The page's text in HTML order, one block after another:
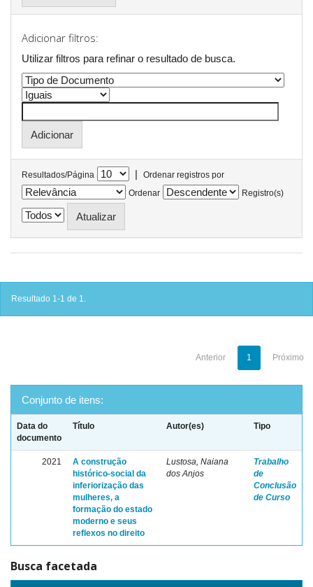
Adicionar filtros:
Utilizar filtros para refinar o resultado de busca.
Resultados/Página |
Ordenar registros por
Ordenar
Registro(s)
Resultado 1-1 de 1.
Anterior 1 Próximo
Conjunto de itens:
Data do
documento
Título Autor(es) Tipo
2021
A construção
histórico-social da
inferiorização das
mulheres, a
formação do estado
moderno e seus
reflexos no direito
Lustosa, Naiana
dos Anjos
Trabalho
de
Conclusão
de Curso
Busca facetada